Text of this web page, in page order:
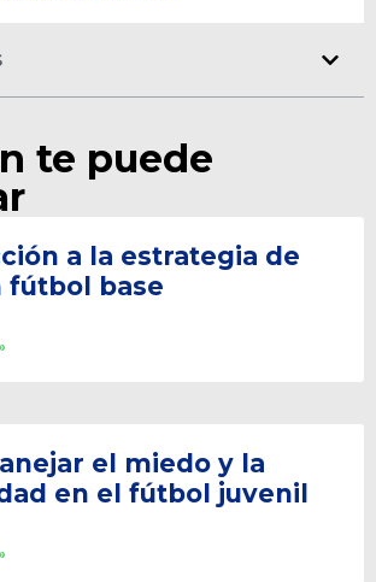
te puede
a la estrategia de
fútbol base
el miedo y la
en el fútbol juvenil